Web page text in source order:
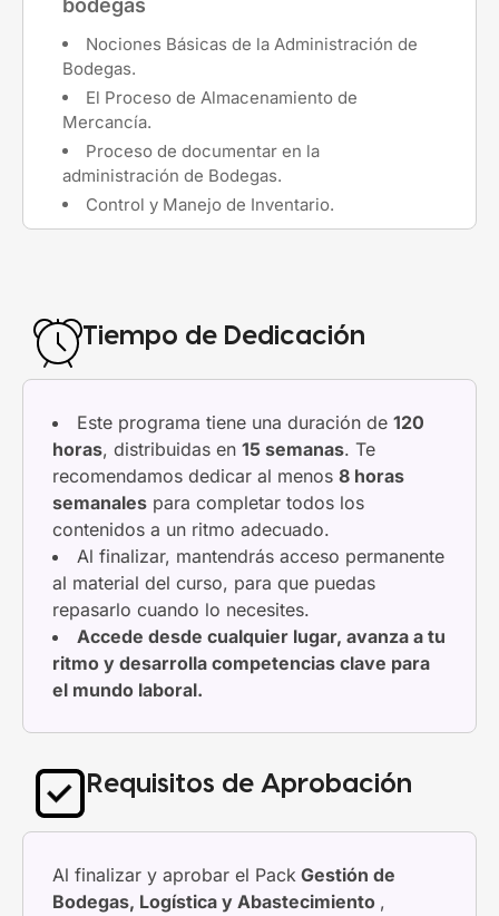
bodegas
Nociones Básicas de la Administración de
Bodegas.
El Proceso de Almacenamiento de
Mercancía.
Proceso de documentar en la
administración de Bodegas.
Control y Manejo de Inventario.
Tiempo de Dedicación
Este programa tiene una duración de 120
horas, distribuidas en 15 semanas. Te
recomendamos dedicar al menos 8 horas
semanales para completar todos los
contenidos a un ritmo adecuado.
Al finalizar, mantendrás acceso permanente
al material del curso, para que puedas
repasarlo cuando lo necesites.
Accede desde cualquier lugar, avanza a tu
ritmo y desarrolla competencias clave para
el mundo laboral.
Requisitos de Aprobación
Al finalizar y aprobar el Pack Gestión de
Bodegas, Logística y Abastecimiento ,